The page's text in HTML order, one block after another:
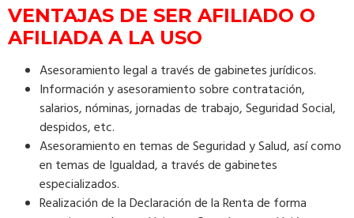
VENTAJAS DE SER AFILIADO O
AFILIADA A LA USO
Asesoramiento legal a través de gabinetes jurídicos.
Información y asesoramiento sobre contratación,
salarios, nóminas, jornadas de trabajo, Seguridad Social,
despidos, etc.
Asesoramiento en temas de Seguridad y Salud, así como
en temas de Igualdad, a través de gabinetes
especializados.
Realización de la Declaración de la Renta de forma